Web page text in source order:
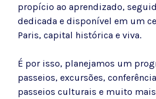
propício ao aprendizado,
dedicada e disponível em um
Paris, capital histórica e viva.
É por isso, planejamos um
passeios, excursões,
passeios culturais e muito